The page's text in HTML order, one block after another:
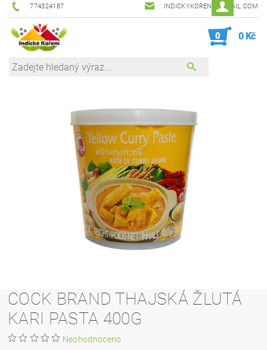
774324187 INDICKYKORENI@GMAIL.COM
0 0 Kč
COCK BRAND THAJSKÁ ŽLUTÁ
KARI PASTA 400G
Neohodnoceno